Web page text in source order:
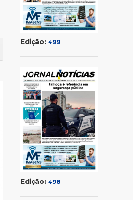
Edição: 499
Edição: 498